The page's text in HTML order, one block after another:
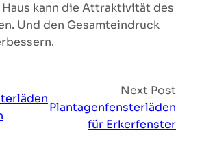
kann die Attraktivität des
Und den Gesamteindruck
Next Post
Plantagenfensterläden
für Erkerfenster